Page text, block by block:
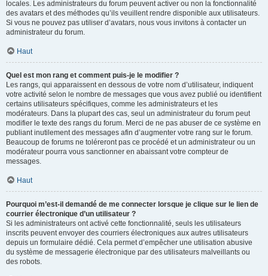
locales. Les administrateurs du forum peuvent activer ou non la fonctionnalité
des avatars et des méthodes qu’ils veuillent rendre disponible aux utilisateurs.
Si vous ne pouvez pas utiliser d’avatars, nous vous invitons à contacter un
administrateur du forum.
Haut
Quel est mon rang et comment puis-je le modifier ?
Les rangs, qui apparaissent en dessous de votre nom d’utilisateur, indiquent
votre activité selon le nombre de messages que vous avez publié ou identifient
certains utilisateurs spécifiques, comme les administrateurs et les
modérateurs. Dans la plupart des cas, seul un administrateur du forum peut
modifier le texte des rangs du forum. Merci de ne pas abuser de ce système en
publiant inutilement des messages afin d’augmenter votre rang sur le forum.
Beaucoup de forums ne toléreront pas ce procédé et un administrateur ou un
modérateur pourra vous sanctionner en abaissant votre compteur de
messages.
Haut
Pourquoi m’est-il demandé de me connecter lorsque je clique sur le lien de
courrier électronique d’un utilisateur ?
Si les administrateurs ont activé cette fonctionnalité, seuls les utilisateurs
inscrits peuvent envoyer des courriers électroniques aux autres utilisateurs
depuis un formulaire dédié. Cela permet d’empêcher une utilisation abusive
du système de messagerie électronique par des utilisateurs malveillants ou
des robots.